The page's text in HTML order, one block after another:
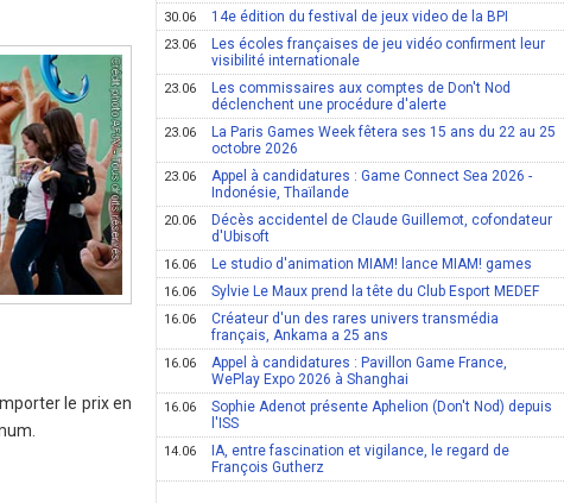
le prix en
30.06 14e édition du festival de jeux video de la BPI
23.06
Les écoles françaises de jeu vidéo confirment leur
visibilité internationale
23.06
Les commissaires aux comptes de Don't Nod
déclenchent une procédure d'alerte
23.06
La Paris Games Week fêtera ses 15 ans du 22 au 25
octobre 2026
23.06
Appel à candidatures : Game Connect Sea 2026 -
Indonésie, Thaïlande
20.06
Décès accidentel de Claude Guillemot, cofondateur
d'Ubisoft
16.06 Le studio d'animation MIAM! lance MIAM! games
16.06 Sylvie Le Maux prend la tête du Club Esport MEDEF
16.06
Créateur d'un des rares univers transmédia
français, Ankama a 25 ans
16.06
Appel à candidatures : Pavillon Game France,
WePlay Expo 2026 à Shanghai
16.06
Sophie Adenot présente Aphelion (Don't Nod) depuis
l'ISS
14.06
IA, entre fascination et vigilance, le regard de
François Gutherz